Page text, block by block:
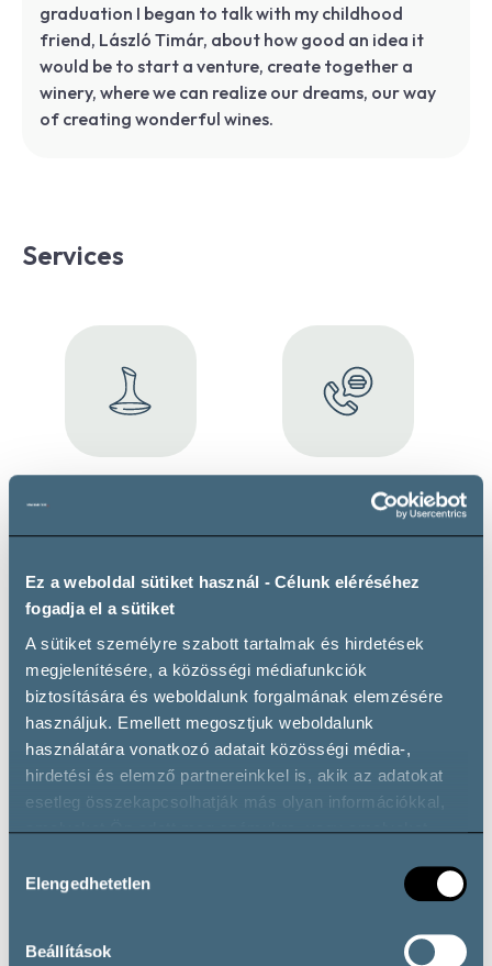
Ez a weboldal sütiket használ - Célunk eléréséhez
fogadja el a sütiket
A sütiket személyre szabott tartalmak és hirdetések
megjelenítésére, a közösségi médiafunkciók
biztosítására és weboldalunk forgalmának elemzésére
használjuk. Emellett megosztjuk weboldalunk
használatára vonatkozó adatait közösségi média-,
hirdetési és elemző partnereinkkel is, akik az adatokat
esetleg összekapcsolhatják más olyan információkkal,
amelyeket Ön adott meg számukra, vagy amelyeket
során.
kiválasztása
Elengedhetetlen
Beállítások
graduation I began to talk with my childhood
friend, László Timár, about how good an idea it
would be to start a venture, create together a
winery, where we can realize our dreams, our way
of creating wonderful wines.
Services
Dining
Maximum 20 guests
Wine cellar tour Private parking
Wine types
Blauburger